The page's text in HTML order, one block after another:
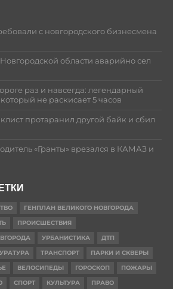
с новгородского бизнесмена
области аварийно сел
раз и навсегда: легендарный
не раскисает 5 часов
протаранил другой байк и сбил
«Гранты» врезался в КАМАЗ и
ГЕНПЛАН ВЕЛИКОГО НОВГОРОДА
ПРОИСШЕСТВИЯ
УРБАНИСТИКА
ДТП
ТРАНСПОРТ
ПАРКИ И СКВЕРЫ
ВЕЛОСИПЕДЫ ГОРОСКОП
ПОЖАРЫ
СПОРТ КУЛЬТУРА ПРАВО